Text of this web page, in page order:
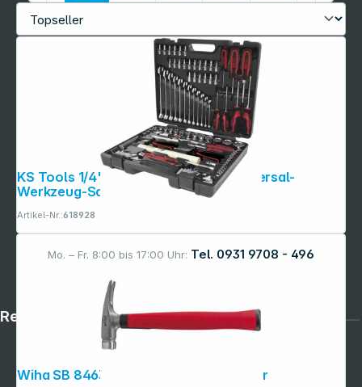
Mo. – Fr. 8:00 bis 17:00 Uhr: Tel. 0931 9708 - 496
KS Tools 1/4"+1/2" CHROMEplus Universal-
Werkzeug-Satz, 97-tlg
Artikel-Nr.:618928
Wiha SB 846300E Electricians Hammer
Rechtliches